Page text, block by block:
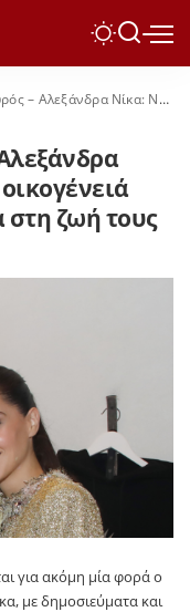
για την οικογένειά τους και το επόμενο βήμα στη ζωή τους
στη ζωή τους
για ακόμη μία φορά ο
με δημοσιεύματα και